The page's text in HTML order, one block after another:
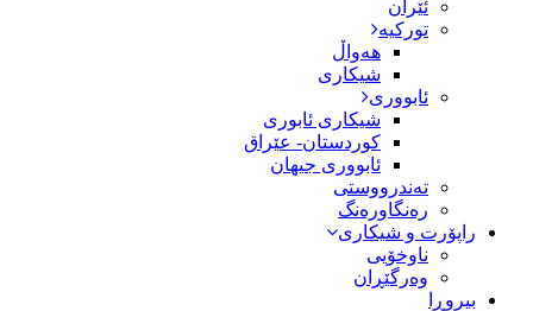
ئێران
تورکیە
هەواڵ
شیکاری
ئابووری
شیکاری ئابوری
کوردستان- عێراق
ئابووری جیهان
تەندرووستی
رەنگاورەنگ
راپۆرت و شیکاری
ناوخۆیی
وەرگێڕان
بیروڕا